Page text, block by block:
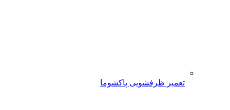
تعمیر ظرفشویی پاکشوما